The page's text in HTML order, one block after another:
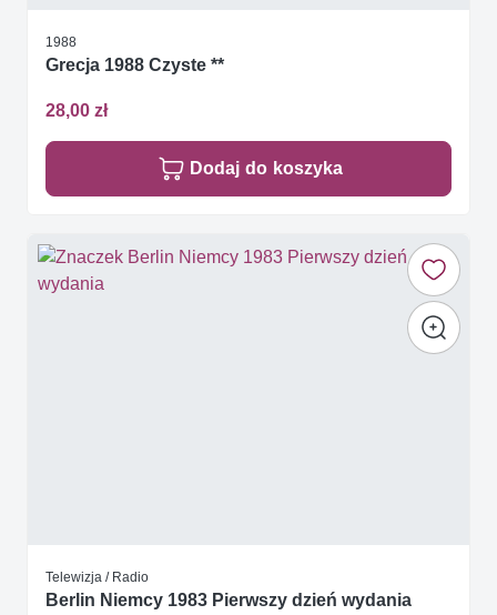
1988
Grecja 1988 Czyste **
28,00 zł
Dodaj do koszyka
Telewizja / Radio
Berlin Niemcy 1983 Pierwszy dzień wydania